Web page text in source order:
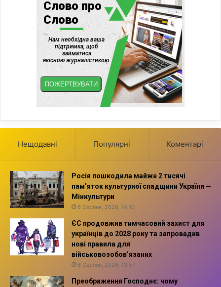
Нещодавні Популярні Коментарі
Росія пошкодила майже 2 тисячі
пам’яток культурної спадщини України —
Мінкультури
6 Серпня, 2026, 14:10
ЄС продовжив тимчасовий захист для
українців до 2028 року та запровадив
нові правила для
військовозобов’язаних
6 Серпня, 2026, 13:57
Преображення Господнє: чому